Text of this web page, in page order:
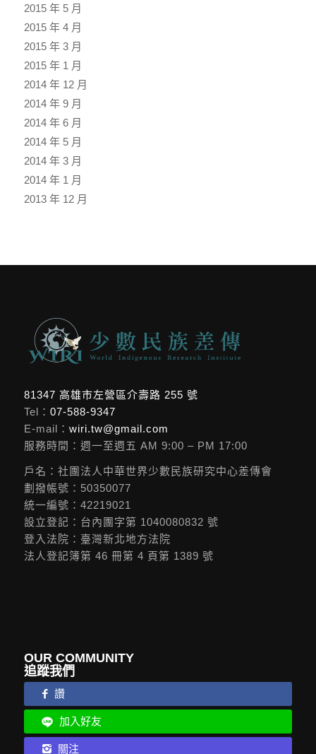
2015 年 5 月
2015 年 4 月
2015 年 3 月
2015 年 1 月
2014 年 12 月
2014 年 9 月
2014 年 6 月
2014 年 5 月
2014 年 3 月
2014 年 1 月
2013 年 12 月
81347 高雄市左營區介壽路 255 號
Tel： 07-588-9347
E-mail： wiri.tw@gmail.com
服務時間：週一至週五 AM 9:00 – PM 17:00
戶名：社團法人中華世界少數民族研究中心差傳會
劃撥帳號：50350077
統一編號：42219021
設立登記：台內團字第 1040080832 號
登入法院：臺灣新北地方法院
法人登記簿第 46 冊第 4 頁第 1389 號
OUR COMMUNITY
追蹤我們
讚
加入好友
關注